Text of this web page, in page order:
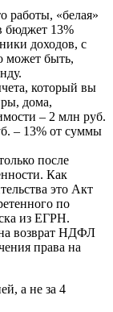
работы, «белая»
бюджет 13%
доходов, с
может быть,
который вы
дома,
– 2 млн руб.
– 13% от суммы
после
Как
это Акт
по
из ЕГРН.
возврат НДФЛ
права на
а не за 4